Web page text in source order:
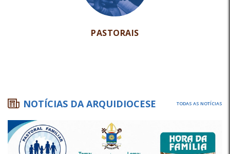
PASTORAIS
NOTÍCIAS DA ARQUIDIOCESE TODAS AS NOTÍCIAS